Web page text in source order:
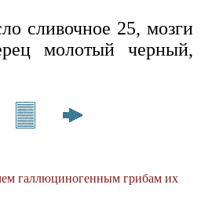
сливочное 25, мозги
молотый черный,
галлюциногенным грибам их